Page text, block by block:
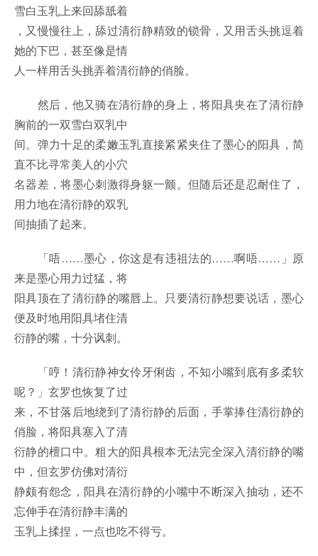
雪白玉乳上来回舔舐着
，又慢慢往上，舔过清衍静精致的锁骨，又用舌头挑逗着
她的下巴，甚至像是情
人一样用舌头挑弄着清衍静的俏脸。
然后，他又骑在清衍静的身上，将阳具夹在了清衍静
胸前的一双雪白双乳中
间。弹力十足的柔嫩玉乳直接紧紧夹住了墨心的阳具，简
直不比寻常美人的小穴
名器差，将墨心刺激得身躯一颤。但随后还是忍耐住了，
用力地在清衍静的双乳
间抽插了起来。
「唔……墨心，你这是有违祖法的……啊唔……」原
来是墨心用力过猛，将
阳具顶在了清衍静的嘴唇上。只要清衍静想要说话，墨心
便及时地用阳具堵住清
衍静的嘴，十分讽刺。
「哼！清衍静神女伶牙俐齿，不知小嘴到底有多柔软
呢？」玄罗也恢复了过
来，不甘落后地绕到了清衍静的后面，手掌捧住清衍静的
俏脸，将阳具塞入了清
衍静的檀口中。粗大的阳具根本无法完全深入清衍静的嘴
中，但玄罗仿佛对清衍
静颇有怨念，阳具在清衍静的小嘴中不断深入抽动，还不
忘伸手在清衍静丰满的
玉乳上揉捏，一点也吃不得亏。